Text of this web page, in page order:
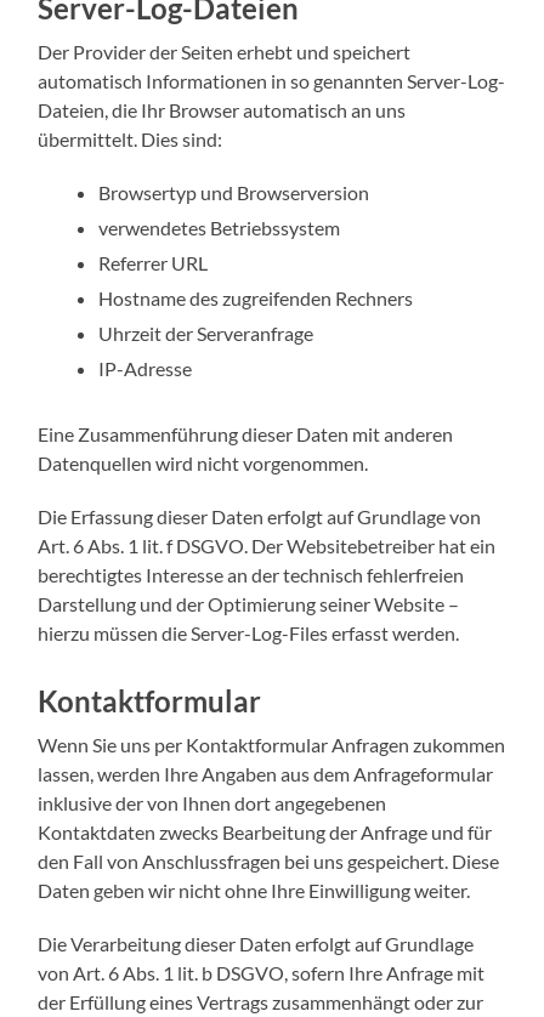
Server-Log-Dateien
Der Provider der Seiten erhebt und speichert
automatisch Informationen in so genannten Server-Log-
Dateien, die Ihr Browser automatisch an uns
übermittelt. Dies sind:
Browsertyp und Browserversion
verwendetes Betriebssystem
Referrer URL
Hostname des zugreifenden Rechners
Uhrzeit der Serveranfrage
IP-Adresse
Eine Zusammenführung dieser Daten mit anderen
Datenquellen wird nicht vorgenommen.
Die Erfassung dieser Daten erfolgt auf Grundlage von
Art. 6 Abs. 1 lit. f DSGVO. Der Websitebetreiber hat ein
berechtigtes Interesse an der technisch fehlerfreien
Darstellung und der Optimierung seiner Website –
hierzu müssen die Server-Log-Files erfasst werden.
Kontaktformular
Wenn Sie uns per Kontaktformular Anfragen zukommen
lassen, werden Ihre Angaben aus dem Anfrageformular
inklusive der von Ihnen dort angegebenen
Kontaktdaten zwecks Bearbeitung der Anfrage und für
den Fall von Anschlussfragen bei uns gespeichert. Diese
Daten geben wir nicht ohne Ihre Einwilligung weiter.
Die Verarbeitung dieser Daten erfolgt auf Grundlage
von Art. 6 Abs. 1 lit. b DSGVO, sofern Ihre Anfrage mit
der Erfüllung eines Vertrags zusammenhängt oder zur